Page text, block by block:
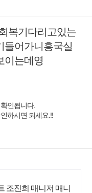
복기다리고있는
들어가니흥국실
이는데영
인됩니다.
하시면 되세요.!!
조진희 매니저 매니